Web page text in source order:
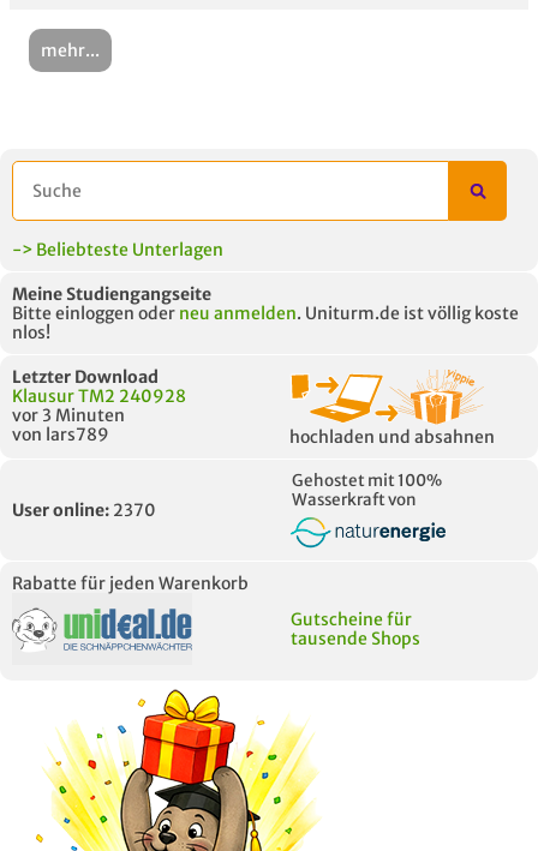
mehr...
-> Beliebteste Unterlagen
Meine Studiengangseite
Bitte einloggen oder neu anmelden. Uniturm.de ist völlig koste
nlos!
Letzter Download
Klausur TM2 240928
vor 3 Minuten
von lars789
hochladen und absahnen
User online: 2370
Gehostet mit 100%
Wasserkraft von
Rabatte für jeden Warenkorb
Gutscheine für
tausende Shops